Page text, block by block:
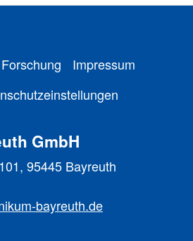
Forschung
Impressum
GmbH
95445 Bayreuth
bayreuth.de